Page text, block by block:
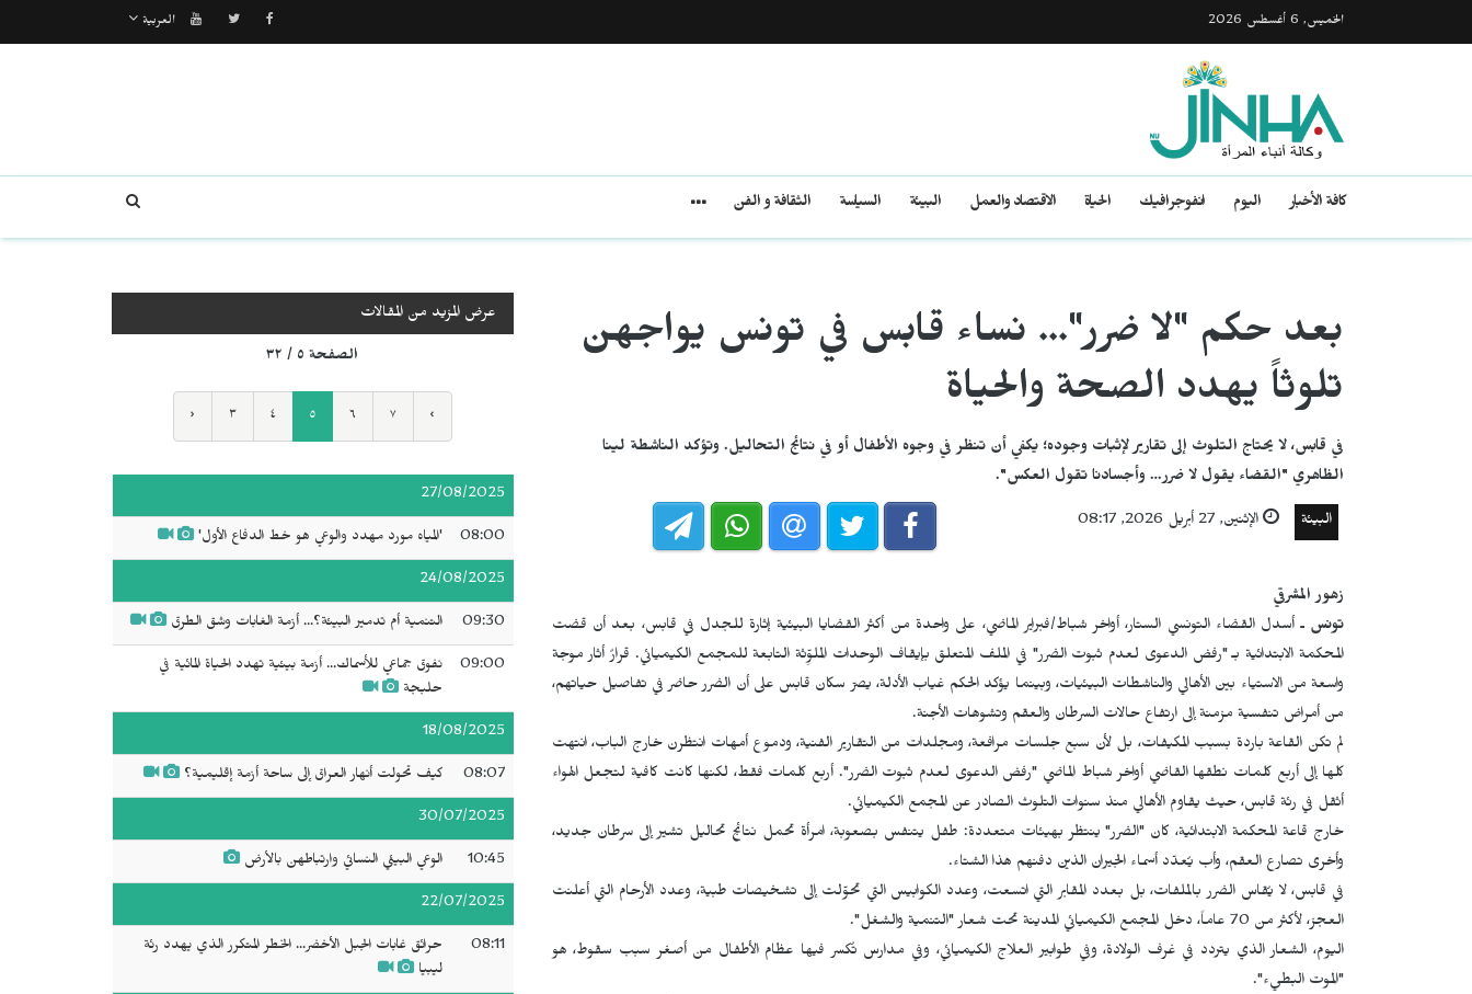
الخميس, 6 أغسطس 2026 العربية
كافة الأخبار اليوم انفوجرافيك الحياة الاقتصاد والعمل البيئة السياسة الثقافة و الفن
بعد حكم "لا ضرر"... نساء قابس في تونس يواجهن
تلوثاً يهدد الصحة والحياة
في قابس، لا يحتاج التلوث إلى تقارير لإثبات وجوده؛ يكفي أن تنظر في وجوه الأطفال أو في نتائج التحاليل. وتؤكد الناشطة لينا
الظاهري "القضاء يقول لا ضرر… وأجسادنا تقول العكس".
البيئة الإثنين, 27 أبريل 2026, 08:17
زهور المشرقي
تونس ـ أسدل القضاء التونسي الستار، أواخر شباط/فبراير الماضي، على واحدة من أكثر القضايا البيئية إثارة للجدل في قابس، بعد أن قضت
المحكمة الابتدائية بـ "رفض الدعوى لعدم ثبوت الضرر" في الملف المتعلق بإيقاف الوحدات الملوِّثة التابعة للمجمع الكيميائي. قرارٌ أثار موجة
واسعة من الاستياء بين الأهالي والناشطات البيئيات، وبينما يؤكد الحكم غياب الأدلة، يصرّ سكان قابس على أن الضرر حاضر في تفاصيل حياتهم،
من أمراض تنفسية مزمنة إلى ارتفاع حالات السرطان والعقم وتشوهات الأجنة.
لم تكن القاعة باردة بسبب المكيفات، بل لأن سبع جلسات مرافعة، ومجلدات من التقارير الفنية، ودموع أمهات انتظرن خارج الباب، انتهت
كلها إلى أربع كلمات نطقها القاضي أواخر شباط الماضي "رفض الدعوى لعدم ثبوت الضرر". أربع كلمات فقط، لكنها كانت كافية لتجعل الهواء
أثقل في رئة قابس، حيث يقاوم الأهالي منذ سنوات التلوث الصادر عن المجمع الكيميائي.
خارج قاعة المحكمة الابتدائية، كان "الضرر" ينتظر بهيئات متعددة: طفل يتنفس بصعوبة، امرأة تحمل نتائج تحاليل تشير إلى سرطان جديد،
وأخرى تصارع العقم، وأب يُعدّد أسماء الجيران الذين دفنهم هذا الشتاء.
في قابس، لا يُقاس الضرر بالملفات، بل بعدد المقابر التي اتسعت، وعدد الكوابيس التي تحوّلت إلى تشخيصات طبية، وعدد الأرحام التي أعلنت
العجز، لأكثر من 70 عاماً، دخل المجمع الكيميائي المدينة تحت شعار "التنمية والشغل".
اليوم، الشعار الذي يتردد في غرف الولادة، وفي طوابير العلاج الكيميائي، وفي مدارس تُكسر فيها عظام الأطفال من أصغر سبب سقوط، هو
"الموت البطيء".
عرض المزيد من المقالات
الصفحة ٥ / ٣٢
‹ ٣ ٤ ٥ ٦ ٧ ›
27/08/2025
08:00 'المياه مورد مهدد والوعي هو خط الدفاع الأول'
24/08/2025
09:30 التنمية أم تدمير البيئة؟... أزمة الغابات وشق الطرق
09:00
نفوق جماعي للأسماك... أزمة بيئية تهدد الحياة المائية في
حلبجة
18/08/2025
08:07 كيف تحولت أنهار العراق إلى ساحة أزمة إقليمية؟
30/07/2025
10:45 الوعي البيئي النسائي وارتباطهن بالأرض
22/07/2025
08:11
حرائق غابات الجبل الأخضر... الخطر المتكرر الذي يهدد رئة
ليبيا